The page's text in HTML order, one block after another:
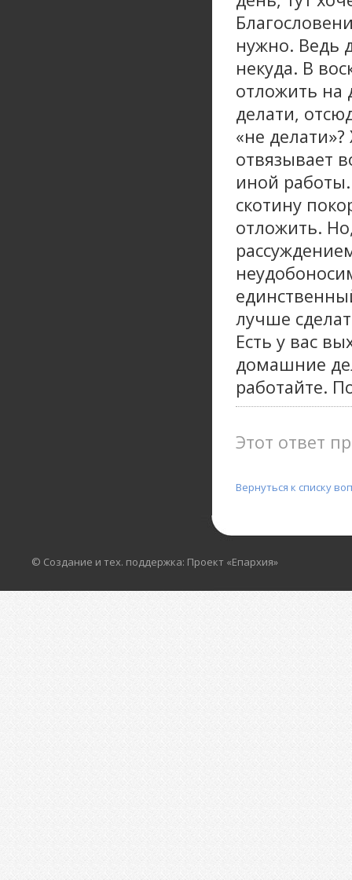
нужно. Ведь
некуда. В
отложить на
делати,
«не
отвязывает
иной
скотину
отложить.
лучше
Есть у вас
домашние
работайте.
Этот ответ
Вернуться к списку
© Создание и тех. поддержка: Проект «Епархия»